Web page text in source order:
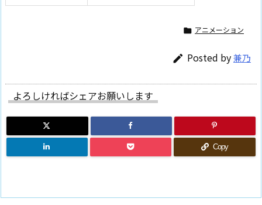
 アニメーション
 Posted by兼乃
よろしければシェアお願いします
Copy